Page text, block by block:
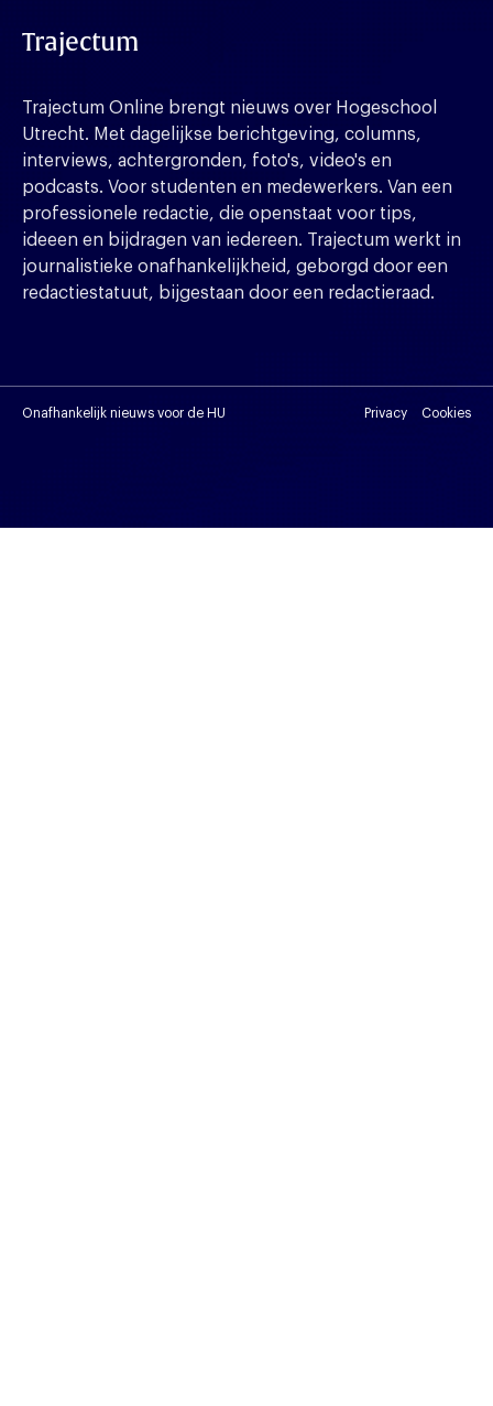
Trajectum
Trajectum Online brengt nieuws over Hogeschool
Utrecht. Met dagelijkse berichtgeving, columns,
interviews, achtergronden, foto's, video's en
podcasts. Voor studenten en medewerkers. Van een
professionele redactie, die openstaat voor tips,
ideeen en bijdragen van iedereen. Trajectum werkt in
journalistieke onafhankelijkheid, geborgd door een
redactiestatuut, bijgestaan door een redactieraad.
Onafhankelijk nieuws voor de HU Privacy Cookies